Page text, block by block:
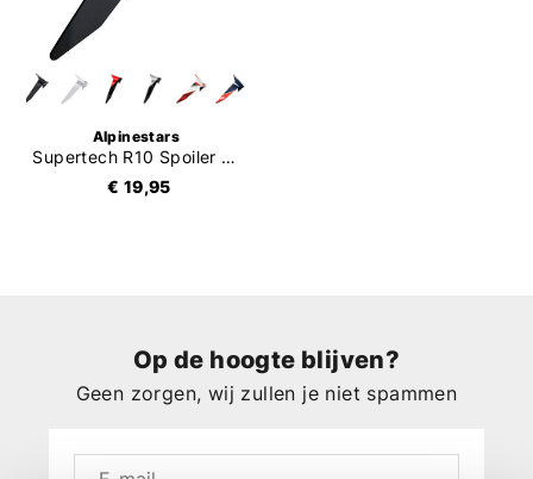
Alpinestars
Supertech R10 Spoiler Standard
€ 19,95
Op de hoogte blijven?
Geen zorgen, wij zullen je niet spammen